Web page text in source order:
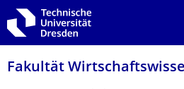
Zur Hauptnavigation springen
Zur Suche springen
Zum Inhalt springen
Fakultät